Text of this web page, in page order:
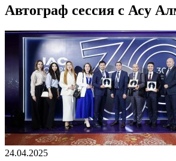
Автограф сессия с Асу
24.04.2025